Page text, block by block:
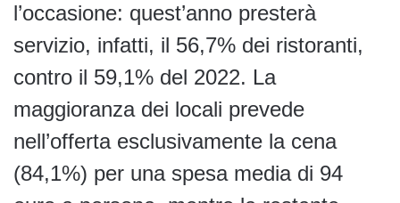
l’occasione: quest’anno presterà
servizio, infatti, il 56,7% dei ristoranti,
contro il 59,1% del 2022. La
maggioranza dei locali prevede
nell’offerta esclusivamente la cena
(84,1%) per una spesa media di 94